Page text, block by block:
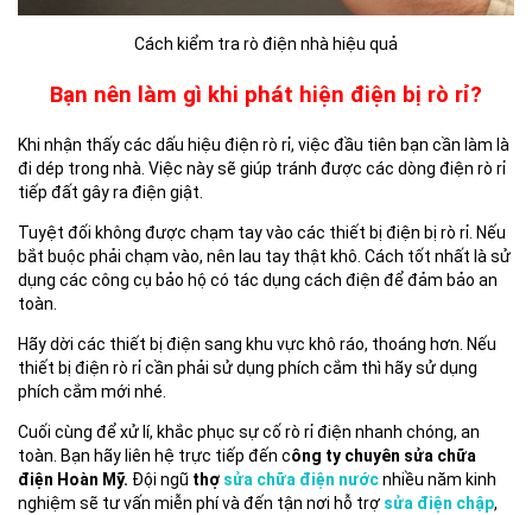
Cách kiểm tra rò điện nhà hiệu quả
Bạn nên làm gì khi phát hiện điện bị rò rỉ?
Khi nhận thấy các dấu hiệu điện rò rỉ, việc đầu tiên bạn cần làm là
đi dép trong nhà. Việc này sẽ giúp tránh được các dòng điện rò rỉ
tiếp đất gây ra điện giật.
Tuyệt đối không được chạm tay vào các thiết bị điện bị rò rỉ. Nếu
bắt buộc phải chạm vào, nên lau tay thật khô. Cách tốt nhất là sử
dụng các công cụ bảo hộ có tác dụng cách điện để đảm bảo an
toàn.
Hãy dời các thiết bị điện sang khu vực khô ráo, thoáng hơn. Nếu
thiết bị điện rò rỉ cần phải sử dụng phích cắm thì hãy sử dụng
phích cắm mới nhé.
Cuối cùng để xử lí, khắc phục sự cố rò rỉ điện nhanh chóng, an
toàn. Bạn hãy liên hệ trực tiếp đến công ty chuyên sửa chữa
điện Hoàn Mỹ. Đội ngũ thợ sửa chữa điện nướcnhiều năm kinh
nghiệm sẽ tư vấn miễn phí và đến tận nơi hỗ trợ sửa điện chập,